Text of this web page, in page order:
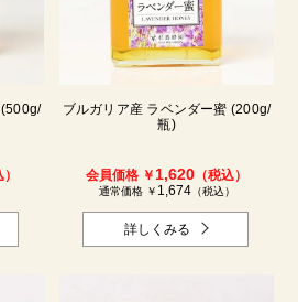
(500g/
ブルガリア産 ラベンダー蜜 (200g/
瓶)
会員価格 ￥ 1,620 （税込）
通常価格 ￥ 1,674（税込）
詳しくみる